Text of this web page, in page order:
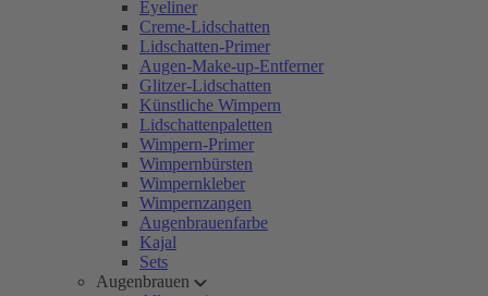
Eyeliner
Creme-Lidschatten
Lidschatten-Primer
Augen-Make-up-Entferner
Glitzer-Lidschatten
Künstliche Wimpern
Lidschattenpaletten
Wimpern-Primer
Wimpernbürsten
Wimpernkleber
Wimpernzangen
Augenbrauenfarbe
Kajal
Sets
Augenbrauen